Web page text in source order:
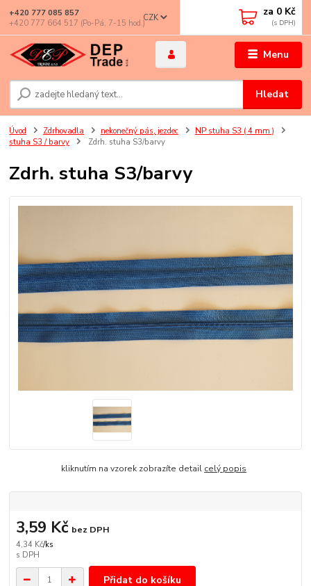
Menu
CZK
Hledat
+420 777 085 857
+420 777 664 517 (Po-Pá, 7-15 hod.)
za 0 Kč
Úvod Zdrhovadla nekonečný pás, jezdec
NP stuha S3 ( 4 mm )
stuha S3 / barvy
Zdrh. stuha S3/barvy
Zdrh. stuha S3/barvy
kliknutím na vzorek zobrazíte detail celý popis
4,34 Kč/ks
3,59 Kč bez DPH
Přidat do košíku